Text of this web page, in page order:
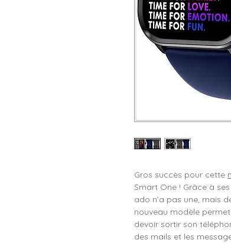
Gros succès pour cette
Smart One ! Grâce à
ado n’a pas une, mais
nouveau modèle
devoir sortir son
des mails et les